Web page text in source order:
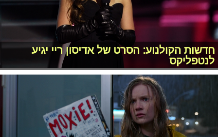
חדשות הקולנוע: הסרט של אדיסון ריי יגיע
לנטפליקס